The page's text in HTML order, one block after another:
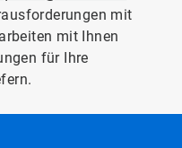
mit
mit Ihnen
für Ihre